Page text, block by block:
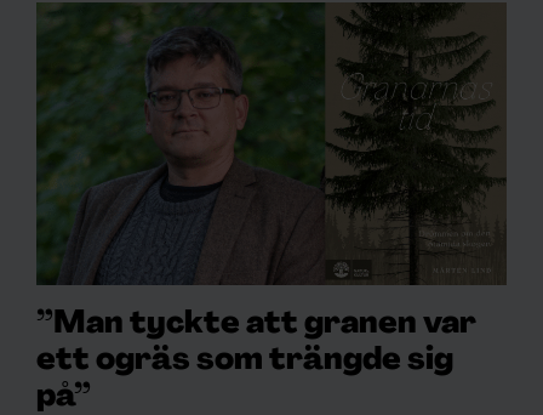
”Man tyckte att granen var
ett ogräs som trängde sig
på”